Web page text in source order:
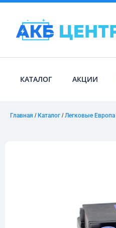
КАТАЛОГ АКЦИИ
Главная / Каталог /Легковые Европа